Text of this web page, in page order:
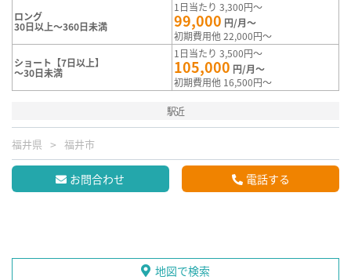
ロング
30日以上～360日未満
1日当たり 3,300円～
99,000 円/月～
初期費用他 22,000円～
ショート【7日以上】
～30日未満
1日当たり 3,500円～
105,000 円/月～
初期費用他 16,500円～
駅近
福井県 福井市
お問合わせ 電話する
地図で検索